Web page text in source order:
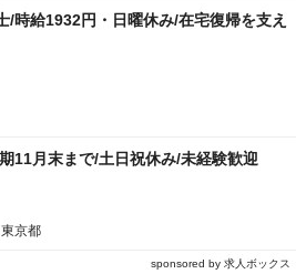
/時給1932円・日曜休み/在宅復帰を支え
11月末まで/土日祝休み/未経験歓迎
京都
sponsored by 求人ボックス